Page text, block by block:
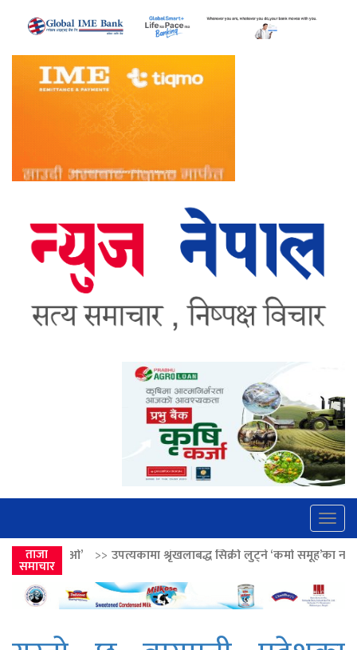
ताजा
समाचार
श्रृंखलाबद्ध सिक्री लुट्ने ‘कर्मा समूह’का नाइकेसहित पाँच पक्राउ >>